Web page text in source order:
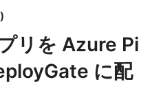
)
リを Azure Pi
に配